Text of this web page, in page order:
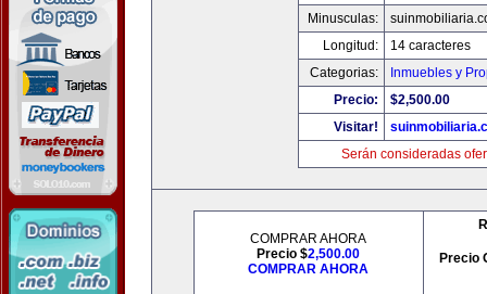
Minusculas:
Longitud:
14 caracteres
Categorias:
Inmuebles y
Precio:
$2,500.00
Visitar!
Serán consideradas
COMPRAR AHORA
Precio $2,500.00
COMPRAR AHORA
Precio